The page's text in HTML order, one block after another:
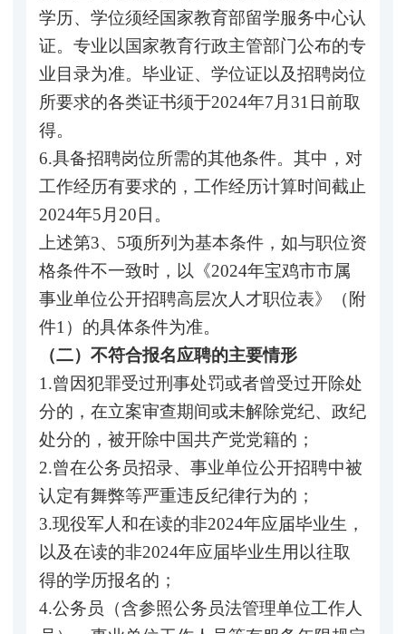
学历、学位须经国家教育部留学服务中心认
证。专业以国家教育行政主管部门公布的专
业目录为准。毕业证、学位证以及招聘岗位
所要求的各类证书须于2024年7月31日前取
得。
6.具备招聘岗位所需的其他条件。其中，对
工作经历有要求的，工作经历计算时间截止
2024年5月20日。
上述第3、5项所列为基本条件，如与职位资
格条件不一致时，以《2024年宝鸡市市属
事业单位公开招聘高层次人才职位表》（附
件1）的具体条件为准。
（二）不符合报名应聘的主要情形
1.曾因犯罪受过刑事处罚或者曾受过开除处
分的，在立案审查期间或未解除党纪、政纪
处分的，被开除中国共产党党籍的；
2.曾在公务员招录、事业单位公开招聘中被
认定有舞弊等严重违反纪律行为的；
3.现役军人和在读的非2024年应届毕业生，
以及在读的非2024年应届毕业生用以往取
得的学历报名的；
4.公务员（含参照公务员法管理单位工作人